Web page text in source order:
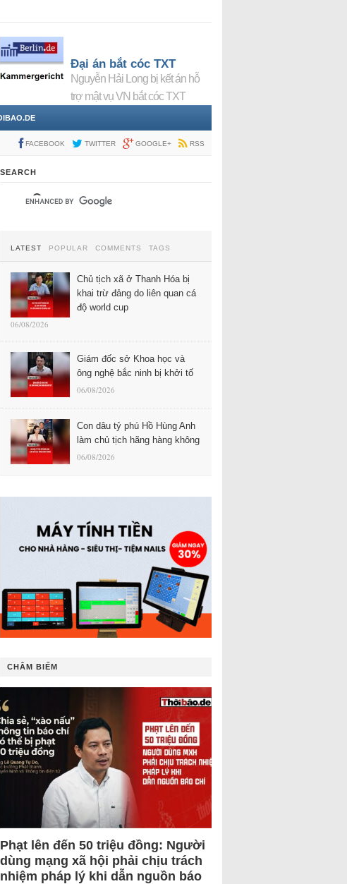
Đại án bắt cóc TXT
Nguyễn Hải Long bị kết án hỗ
trợ mật vụ VN bắt cóc TXT
FACEBOOK TWITTER GOOGLE+ RSS
SEARCH
LATEST POPULAR COMMENTS TAGS
Chủ tịch xã ở Thanh Hóa bị
khai trừ đảng do liên quan cá
độ world cup
06/08/2026
Giám đốc sở Khoa học và
ông nghệ bắc ninh bị khởi tố
06/08/2026
Con dâu tỷ phú Hồ Hùng Anh
làm chủ tịch hãng hàng không
06/08/2026
CHÂM BIẾM
Phạt lên đến 50 triệu đồng: Người
dùng mạng xã hội phải chịu trách
nhiệm pháp lý khi dẫn nguồn báo